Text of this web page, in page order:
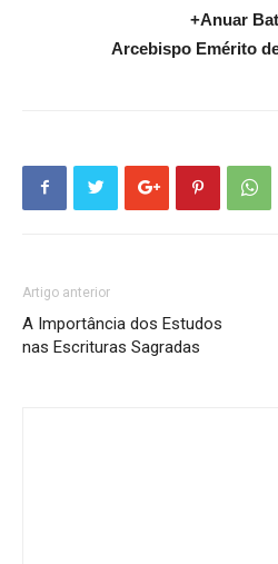
+Anuar
Arcebispo Emérito
Artigo anterior
A Importância dos Estudos
nas Escrituras Sagradas